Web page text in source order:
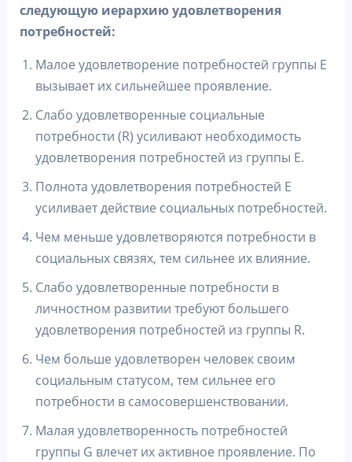
следующую иерархию удовлетворения
потребностей:
Малое удовлетворение потребностей группы E
вызывает их сильнейшее проявление.
Слабо удовлетворенные социальные
потребности (R) усиливают необходимость
удовлетворения потребностей из группы E.
Полнота удовлетворения потребностей E
усиливает действие социальных потребностей.
Чем меньше удовлетворяются потребности в
социальных связях, тем сильнее их влияние.
Слабо удовлетворенные потребности в
личностном развитии требуют большего
удовлетворения потребностей из группы R.
Чем больше удовлетворен человек своим
социальным статусом, тем сильнее его
потребности в самосовершенствовании.
Малая удовлетворенность потребностей
группы G влечет их активное проявление. По